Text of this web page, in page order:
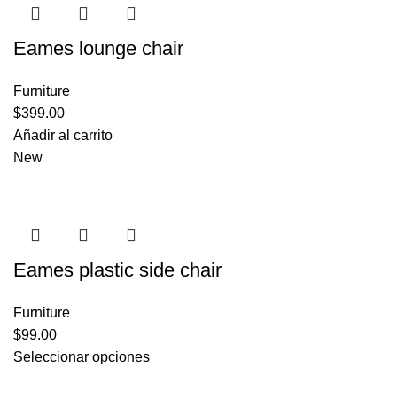
Eames lounge chair
Furniture
$399.00
Añadir al carrito
New
Eames plastic side chair
Furniture
$99.00
Seleccionar opciones